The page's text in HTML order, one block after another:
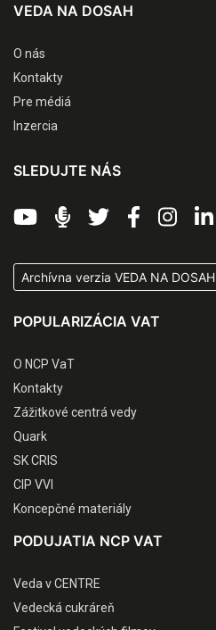
VEDA NA DOSAH
O nás
Kontakty
Pre médiá
Inzercia
SLEDUJTE NÁS
Archívna verzia VEDA NA DOSAH
POPULARIZÁCIA VAT
O NCP VaT
Kontakty
Zážitkové centrá vedy
Quark
SK CRIS
CIP VVI
Koncepčné materiály
PODUJATIA NCP VAT
Veda v CENTRE
Vedecká cukráreň